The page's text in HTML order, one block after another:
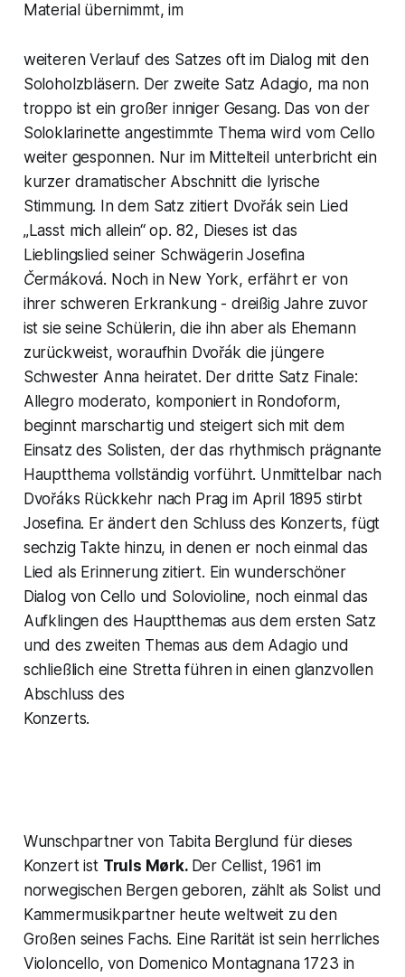
Material übernimmt, im
weiteren Verlauf des Satzes oft im Dialog mit den
Soloholzbläsern. Der zweite Satz Adagio, ma non
troppo ist ein großer inniger Gesang. Das von der
Soloklarinette angestimmte Thema wird vom Cello
weiter gesponnen. Nur im Mittelteil unterbricht ein
kurzer dramatischer Abschnitt die lyrische
Stimmung. In dem Satz zitiert Dvořák sein Lied
„Lasst mich allein“ op. 82, Dieses ist das
Lieblingslied seiner SchwägerinJosefina
Čermáková. Noch in New York, erfährt er von
ihrer schweren Erkrankung - dreißig Jahre zuvor
ist sie seine Schülerin, die ihn aber als Ehemann
zurückweist, woraufhin Dvořák die jüngere
Schwester Anna heiratet. Der dritte Satz Finale:
Allegro moderato, komponiert in Rondoform,
beginnt marschartig und steigert sich mit dem
Einsatz des Solisten, der das rhythmisch prägnante
Hauptthema vollständig vorführt. Unmittelbar nach
Dvořáks Rückkehr nach Prag im April 1895 stirbt
Josefina. Er ändert den Schluss des Konzerts, fügt
sechzig Takte hinzu, in denen er noch einmal das
Lied als Erinnerung zitiert. Ein wunderschöner
Dialog von Cello und Solovioline, noch einmal das
Aufklingen des Hauptthemas aus dem ersten Satz
und des zweiten Themas aus dem Adagio und
schließlich eine Stretta führen in einen glanzvollen
Abschluss des
Konzerts.
Wunschpartner von Tabita Berglund für dieses
Konzert ist Truls Mørk. Der Cellist, 1961 im
norwegischen Bergen geboren, zählt als Solist und
Kammermusikpartner heute weltweit zu den
Großen seines Fachs. Eine Rarität ist sein herrliches
Violoncello, von Domenico Montagnana 1723 in